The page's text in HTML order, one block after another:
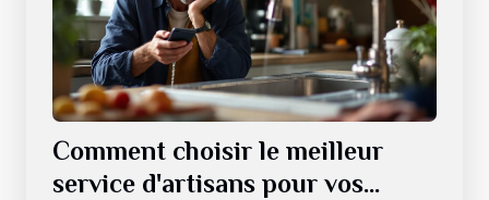
Comment choisir le meilleur
service d'artisans pour vos